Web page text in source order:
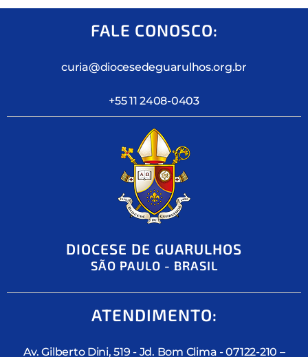
FALE CONOSCO:
curia@diocesedeguarulhos.org.br
+55 11 2408-0403
DIOCESE DE GUARULHOS
SÃO PAULO - BRASIL
ATENDIMENTO:
Av. Gilberto Dini, 519 - Jd. Bom Clima - 07122-210 –